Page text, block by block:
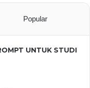
Popular
UNTUK STUDI